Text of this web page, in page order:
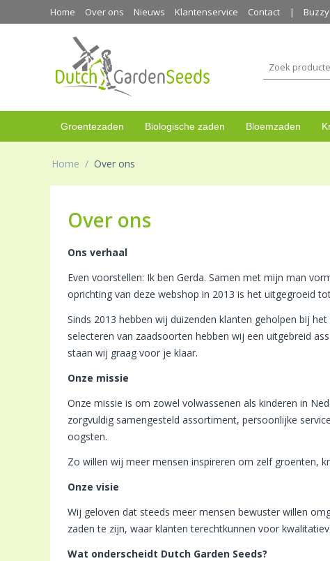
Home Over ons Nieuws Klantenservice Contact
Groentezaden Biologische zaden Bloemzaden
Home / Over ons
Over ons
Ons verhaal
Even voorstellen: Ik ben Gerda. Samen met mijn man
oprichting van deze webshop in 2013 is het uitgegroeid
Sinds 2013 hebben wij duizenden klanten geholpen bij
selecteren van zaadsoorten hebben wij een uitgebreid
staan wij graag voor je klaar.
Onze missie
Onze missie is om zowel volwassenen als kinderen in
zorgvuldig samengesteld assortiment, persoonlijke
oogsten.
Zo willen wij meer mensen inspireren om zelf groenten,
Onze visie
Wij geloven dat steeds meer mensen bewuster willen
zaden te zijn, waar klanten terechtkunnen voor
Wat onderscheidt Dutch Garden Seeds?